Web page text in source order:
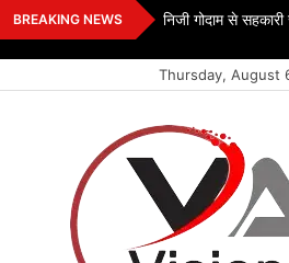
Skip
to
BREAKING NEWS निजी गोदाम से
Thursday, August